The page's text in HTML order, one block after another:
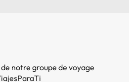
notre groupe de voyage